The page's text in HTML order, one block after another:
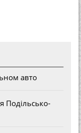
авто
Подільсько-